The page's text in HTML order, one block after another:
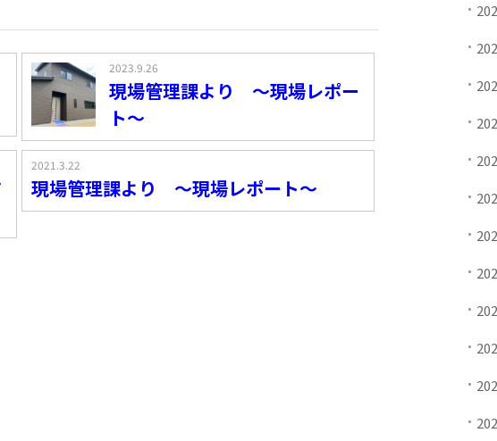
2023.9.26
現場管理課より ～現場レポー
ト～
2021.3.22
現場管理課より ～現場レポート～